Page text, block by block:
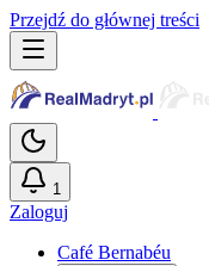
Przejdź do głównej treści
1
Zaloguj
Café Bernabéu